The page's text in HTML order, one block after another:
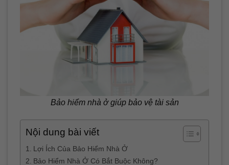
Bảo hiểm nhà ở giúp bảo vệ tài sản
Nội dung bài viết
Lợi Ích Của Bảo Hiểm Nhà Ở
Bảo Hiểm Nhà Ở Có Bắt Buộc Không?